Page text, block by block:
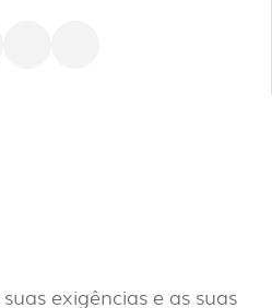
(7)
exigências e as suas